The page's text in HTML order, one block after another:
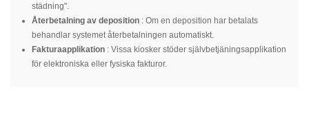
städning".
Återbetalning av deposition : Om en deposition har betalats
behandlar systemet återbetalningen automatiskt.
Fakturaapplikation : Vissa kiosker stöder självbetjäningsapplikation
för elektroniska eller fysiska fakturor.